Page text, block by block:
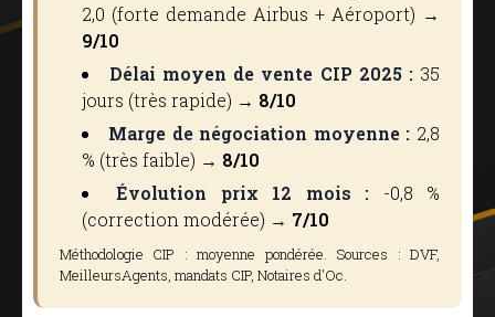
2,0 (forte demande Airbus + Aéroport) →
9/10
Délai moyen de vente CIP 2025 :35
jours (très rapide) → 8/10
Marge de négociation moyenne : 2,8
% (très faible) → 8/10
Évolution prix 12 mois : -0,8 %
(correction modérée) → 7/10
Méthodologie CIP : moyenne pondérée. Sources : DVF,
MeilleursAgents, mandats CIP, Notaires d'Oc.